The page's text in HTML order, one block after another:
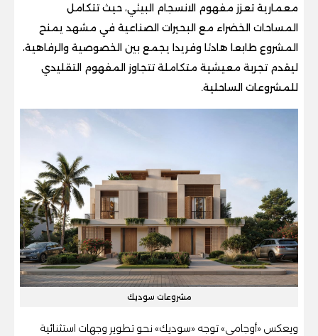
معمارية تعزز مفهوم الانسجام البيئي، حيث تتكامل
المساحات الخضراء مع البحيرات الصناعية في مشهد يمنح
المشروع طابعا هادئا وفريدا يجمع بين الخصوصية والرفاهية،
ليقدم تجربة معيشية متكاملة تتجاوز المفهوم التقليدي
للمشروعات الساحلية.
مشروعات سوديك
ويعكس «أوجامي» توجه «سوديك» نحو تطوير وجهات استثنائية